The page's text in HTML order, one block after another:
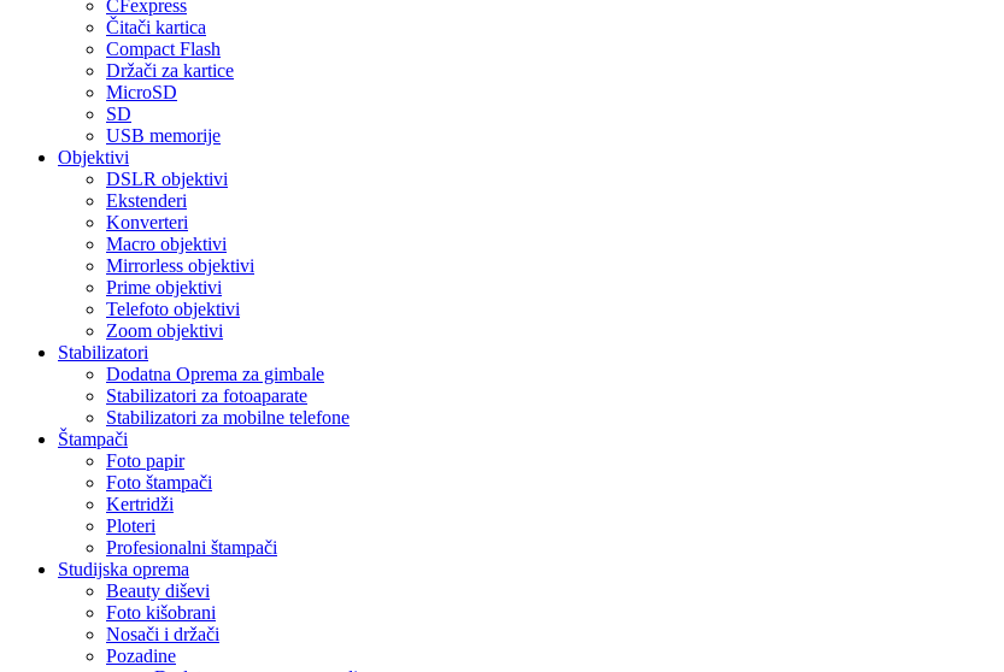
CFexpress
Čitači kartica
Compact Flash
Držači za kartice
MicroSD
SD
USB memorije
Objektivi
DSLR objektivi
Ekstenderi
Konverteri
Macro objektivi
Mirrorless objektivi
Prime objektivi
Telefoto objektivi
Zoom objektivi
Stabilizatori
Dodatna Oprema za gimbale
Stabilizatori za fotoaparate
Stabilizatori za mobilne telefone
Štampači
Foto papir
Foto štampači
Kertridži
Ploteri
Profesionalni štampači
Studijska oprema
Beauty diševi
Foto kišobrani
Nosači i držači
Pozadine